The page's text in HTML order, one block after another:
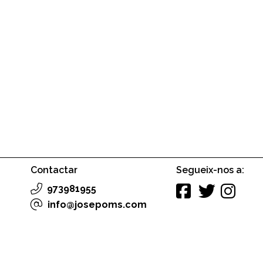
Contactar
973981955
info@josepoms.com
Segueix-nos a: